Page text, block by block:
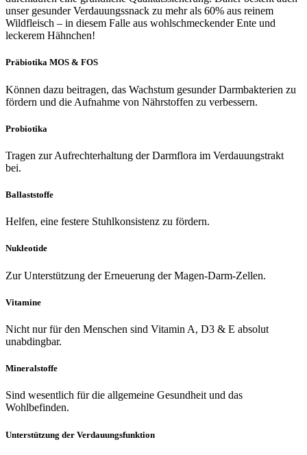
unser gesunder Verdauungssnack zu mehr als 60% aus reinem
Wildfleisch – in diesem Falle aus wohlschmeckender Ente und
leckerem Hähnchen!
Präbiotika MOS & FOS
Können dazu beitragen, das Wachstum gesunder Darmbakterien zu
fördern und die Aufnahme von Nährstoffen zu verbessern.
Probiotika
Tragen zur Aufrechterhaltung der Darmflora im Verdauungstrakt
bei.
Ballaststoffe
Helfen, eine festere Stuhlkonsistenz zu fördern.
Nukleotide
Zur Unterstützung der Erneuerung der Magen-Darm-Zellen.
Vitamine
Nicht nur für den Menschen sind Vitamin A, D3 & E absolut
unabdingbar.
Mineralstoffe
Sind wesentlich für die allgemeine Gesundheit und das
Wohlbefinden.
Unterstützung der Verdauungsfunktion